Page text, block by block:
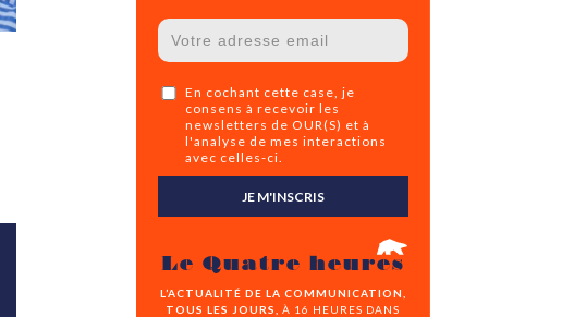
En cochant cette case, je
consens à recevoir les
newsletters de OUR(S) et à
l'analyse de mes interactions
avec celles-ci.
JE M'INSCRIS
Le Quatre heures
L’ACTUALITÉ DE LA COMMUNICATION,
TOUS LES JOURS,
À 16 HEURES DANS